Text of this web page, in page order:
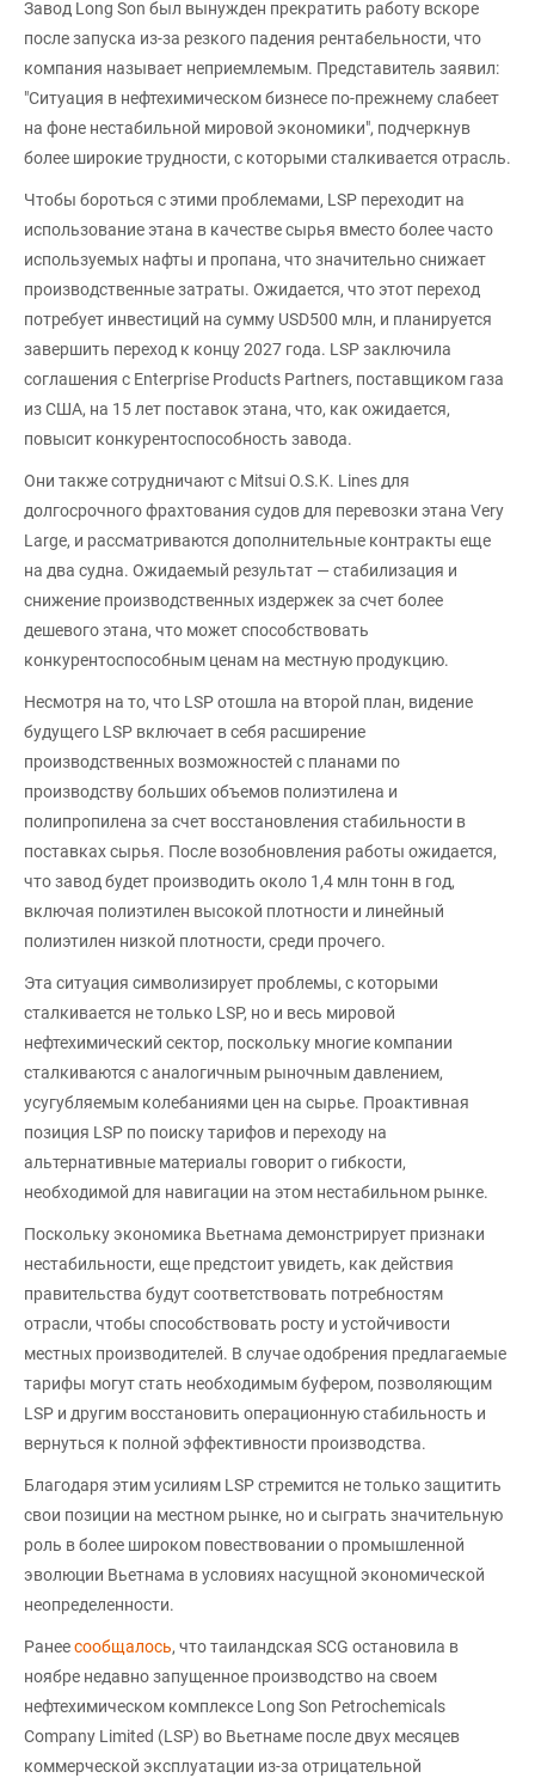
Завод Long Son был вынужден прекратить работу вскоре
после запуска из-за резкого падения рентабельности, что
компания называет неприемлемым. Представитель заявил:
"Ситуация в нефтехимическом бизнесе по-прежнему слабеет
на фоне нестабильной мировой экономики", подчеркнув
более широкие трудности, с которыми сталкивается отрасль.
Чтобы бороться с этими проблемами, LSP переходит на
использование этана в качестве сырья вместо более часто
используемых нафты и пропана, что значительно снижает
производственные затраты. Ожидается, что этот переход
потребует инвестиций на сумму USD500 млн, и планируется
завершить переход к концу 2027 года. LSP заключила
соглашения с Enterprise Products Partners, поставщиком газа
из США, на 15 лет поставок этана, что, как ожидается,
повысит конкурентоспособность завода.
Они также сотрудничают с Mitsui O.S.K. Lines для
долгосрочного фрахтования судов для перевозки этана Very
Large, и рассматриваются дополнительные контракты еще
на два судна. Ожидаемый результат — стабилизация и
снижение производственных издержек за счет более
дешевого этана, что может способствовать
конкурентоспособным ценам на местную продукцию.
Несмотря на то, что LSP отошла на второй план, видение
будущего LSP включает в себя расширение
производственных возможностей с планами по
производству больших объемов полиэтилена и
полипропилена за счет восстановления стабильности в
поставках сырья. После возобновления работы ожидается,
что завод будет производить около 1,4 млн тонн в год,
включая полиэтилен высокой плотности и линейный
полиэтилен низкой плотности, среди прочего.
Эта ситуация символизирует проблемы, с которыми
сталкивается не только LSP, но и весь мировой
нефтехимический сектор, поскольку многие компании
сталкиваются с аналогичным рыночным давлением,
усугубляемым колебаниями цен на сырье. Проактивная
позиция LSP по поиску тарифов и переходу на
альтернативные материалы говорит о гибкости,
необходимой для навигации на этом нестабильном рынке.
Поскольку экономика Вьетнама демонстрирует признаки
нестабильности, еще предстоит увидеть, как действия
правительства будут соответствовать потребностям
отрасли, чтобы способствовать росту и устойчивости
местных производителей. В случае одобрения предлагаемые
тарифы могут стать необходимым буфером, позволяющим
LSP и другим восстановить операционную стабильность и
вернуться к полной эффективности производства.
Благодаря этим усилиям LSP стремится не только защитить
свои позиции на местном рынке, но и сыграть значительную
роль в более широком повествовании о промышленной
эволюции Вьетнама в условиях насущной экономической
неопределенности.
Ранеесообщалось, что таиландская SCG остановила в
ноябре недавно запущенное производство на своем
нефтехимическом комплексе Long Son Petrochemicals
Company Limited (LSP) во Вьетнаме после двух месяцев
коммерческой эксплуатации из-за отрицательной